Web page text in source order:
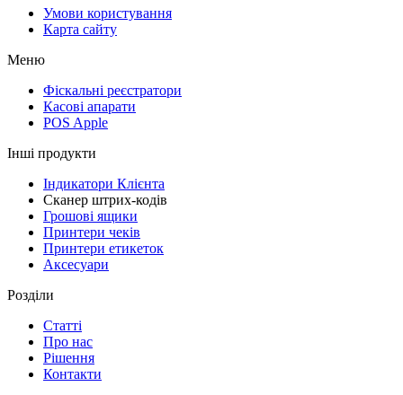
Умови користування
Карта сайту
Меню
Фіскальні реєстратори
Касові апарати
POS Apple
Інші продукти
Індикатори Клієнта
Сканер штрих-кодів
Грошові ящики
Принтери чеків
Принтери етикеток
Аксесуари
Розділи
Статті
Про нас
Рішення
Контакти